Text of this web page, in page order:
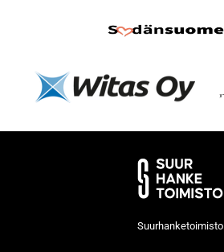
Suurhanketoimisto